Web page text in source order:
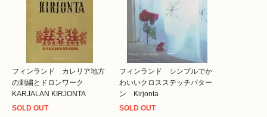
フィンランド カレリア地方
の刺繍とドロンワーク
KARJALAN KIRJONTA
SOLD OUT
フィンランド シンプルでか
わいいクロスステッチパター
ン Kirjonta
SOLD OUT